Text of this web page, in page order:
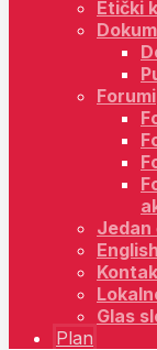
Etički
Forumi
Jedan
English
Glas
Plan